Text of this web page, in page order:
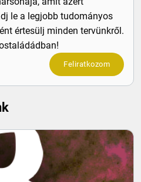
le a legjobb tudományos
értesülj minden tervünkről.
Feliratkozom